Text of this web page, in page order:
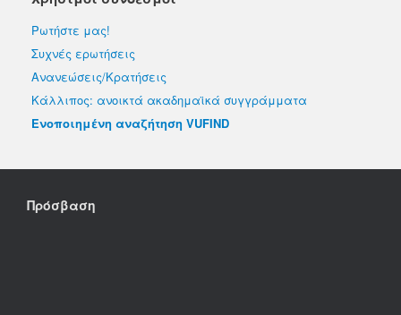
Ρωτήστε μας!
Συχνές ερωτήσεις
Ανανεώσεις/Κρατήσεις
Κάλλιπος: ανοικτά ακαδημαϊκά συγγράμματα
Ενοποιημένη αναζήτηση VUFIND
Πρόσβαση